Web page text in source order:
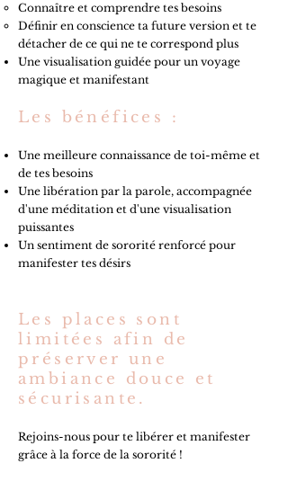
Connaître et comprendre tes besoins
Définir en conscience ta future version et te
détacher de ce qui ne te correspond plus
Une visualisation guidée pour un voyage
magique et manifestant
Les bénéfices :
Une meilleure connaissance de toi-même et
de tes besoins
Une libération par la parole, accompagnée
d'une méditation et d'une visualisation
puissantes
Un sentiment de sororité renforcé pour
manifester tes désirs
Les places sont
limitées afin de
préserver une
ambiance douce et
sécurisante.
Rejoins-nous pour te libérer et manifester
grâce à la force de la sororité !